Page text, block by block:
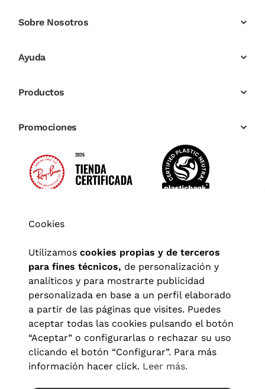
Sobre Nosotros
Ayuda
Productos
Promociones
Aviso legal| Política de privacidad Términos y condiciones
Política de cookies|Configuración de cookies
Cookies
Utilizamos cookies propias y de terceros
para fines técnicos, de personalización y
analíticos y para mostrarte publicidad
personalizada en base a un perfil elaborado
a partir de las páginas que visites. Puedes
aceptar todas las cookies pulsando el botón
“Aceptar” o configurarlas o rechazar su uso
clicando el botón “Configurar”. Para más
información hacer click. Leer más.